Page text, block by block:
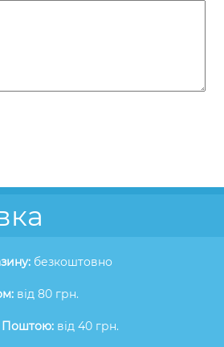
безкоштовно
від 80 грн.
Поштою: від 40 грн.